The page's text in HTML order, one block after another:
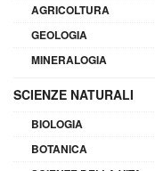
AGRICOLTURA
GEOLOGIA
MINERALOGIA
SCIENZE NATURALI
BIOLOGIA
BOTANICA